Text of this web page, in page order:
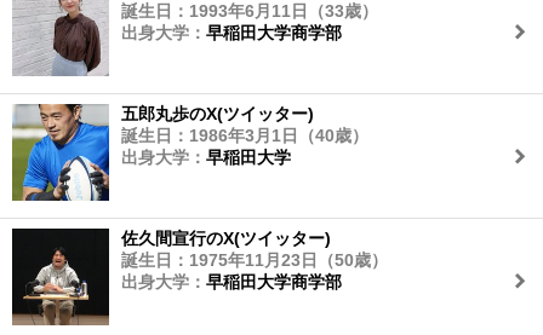
誕生日：1993年6月11日（33歳）
出身大学： 早稲田大学商学部
五郎丸歩のX(ツイッター)
誕生日：1986年3月1日（40歳）
出身大学： 早稲田大学
佐久間宣行のX(ツイッター)
誕生日：1975年11月23日（50歳）
出身大学： 早稲田大学商学部